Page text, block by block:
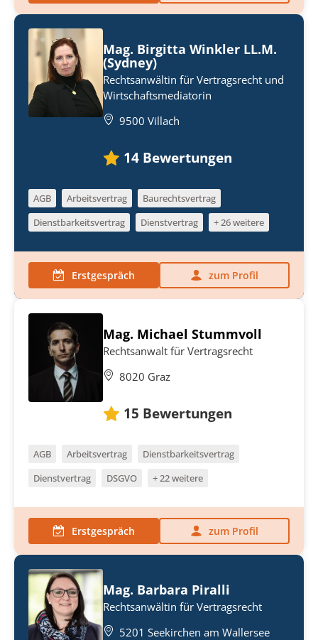
Mag. Birgitta Winkler LL.M.
(Sydney)
Rechtsanwältin für Vertragsrecht und
Wirtschaftsmediatorin
9500 Villach
14 Bewertungen
AGB Arbeitsvertrag
Baurechtsvertrag
Dienstbarkeitsvertrag
Dienstvertrag + 26 weitere
Erstgespräch zum Profil
Mag. Michael Stummvoll
Rechtsanwalt für Vertragsrecht
8020 Graz
15 Bewertungen
AGB Arbeitsvertrag
Dienstbarkeitsvertrag
Dienstvertrag
DSGVO + 22 weitere
Erstgespräch zum Profil
Mag. Barbara Piralli
Rechtsanwältin für Vertragsrecht
5201 Seekirchen am Wallersee